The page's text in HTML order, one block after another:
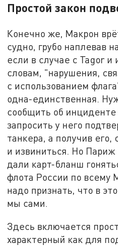
Простой закон
Конечно же, Макрон
судно, грубо наплевав
если в случае с Tagor и
словам, "нарушения,
с использованием
одна-единственная.
сообщить об инциденте
запросить у него
танкера, а получив его,
и извиниться. Но Париж
дали карт-бланш
флота России по всему
надо признать, что в
мы сами.
Здесь включается
характерный как для